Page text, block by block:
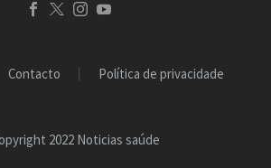
Contacto Política de privacidade
2022 Noticias saúde